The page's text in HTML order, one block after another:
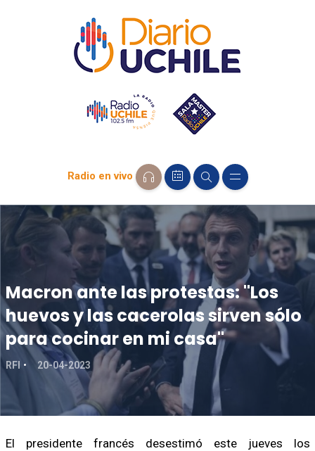
Radio en vivo
Macron ante las protestas: "Los
huevos y las cacerolas sirven sólo
para cocinar en mi casa"
RFI 20-04-2023
El presidente francés desestimó este jueves los